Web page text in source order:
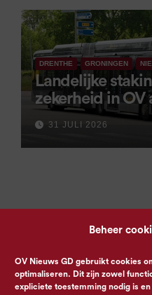
Beheer
OV Nieuws GD gebruikt cookies
optimaliseren. Dit zijn zowel
expliciete toestemming nodig is
DRENTHE GRONINGEN
Landelijke
zekerheid in OV
voor 9
31 JULI 2026